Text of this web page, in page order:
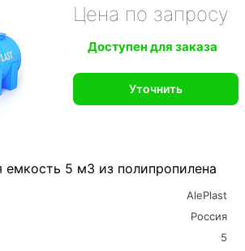
емкость 5 м3 из полипропилена
AlePlast
Россия
5
Цена по запросу
Доступен для заказа
Уточнить